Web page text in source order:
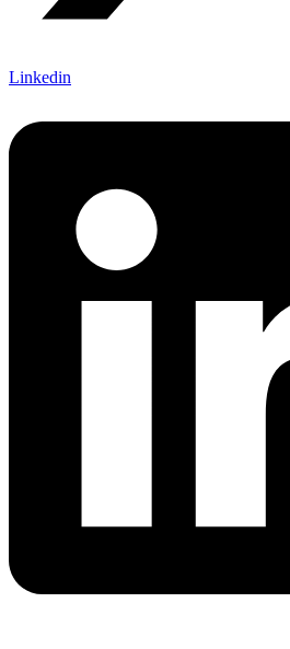
Linkedin